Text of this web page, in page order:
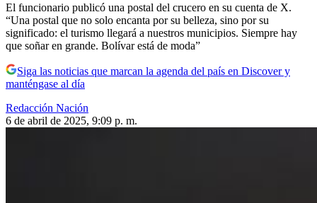
El funcionario publicó una postal del crucero en su cuenta de X.
“Una postal que no solo encanta por su belleza, sino por su
significado: el turismo llegará a nuestros municipios. Siempre hay
que soñar en grande. Bolívar está de moda”
Siga las noticias que marcan la agenda del país en Discover y
manténgase al día
Redacción Nación
6 de abril de 2025, 9:09 p. m.